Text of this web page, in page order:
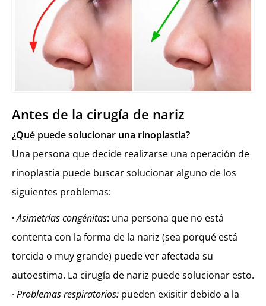
Antes de la cirugía de nariz
¿Qué puede solucionar una rinoplastia?
Una persona que decide realizarse una operación de
rinoplastia puede buscar solucionar alguno de los
siguientes problemas:
·Asimetrías congénitas: una persona que no está
contenta con la forma de la nariz (sea porqué está
torcida o muy grande) puede ver afectada su
autoestima. La cirugía de nariz puede solucionar esto.
· Problemas respiratorios: pueden exisitir debido a la